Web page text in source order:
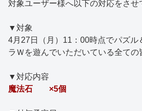
対象ユーザー様へ以下の対応をさせ
▼対象
4月27日（月）11：00時点でパズル
ラＷを遊んでいただいている全ての
▼対応内容
魔法石 ×5個